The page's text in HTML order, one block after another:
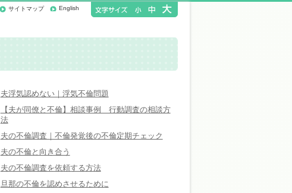
夫浮気認めない｜浮気不倫問題
【夫が同僚と不倫】相談事例 行動調査の相談方
法
夫の不倫調査｜不倫発覚後の不倫定期チェック
夫の不倫と向き合う
夫の不倫調査を依頼する方法
旦那の不倫を認めさせるために
サイトマップ English